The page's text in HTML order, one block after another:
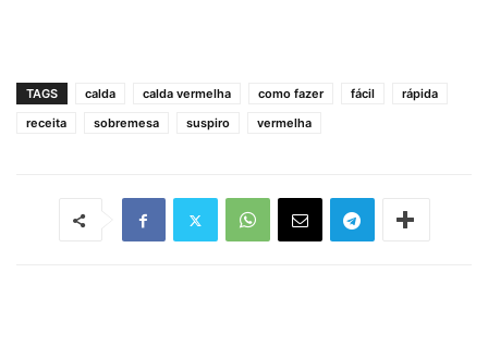
TAGS calda calda vermelha como fazer fácil
rápida
receita
sobremesa suspiro vermelha